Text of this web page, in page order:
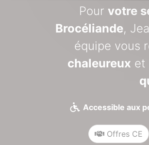
Pour votre
Brocéliande,
équipe vous
chaleureux et
Accessible aux
Offres CE